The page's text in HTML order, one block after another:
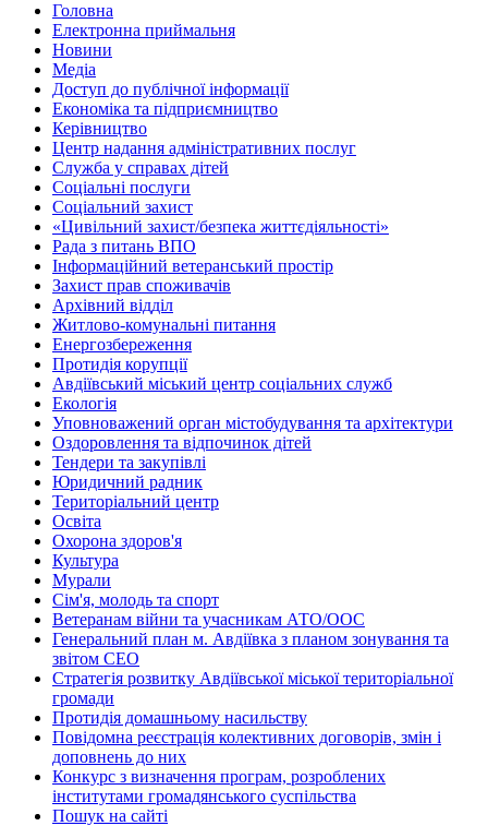
Головна
Електронна приймальня
Новини
Медіа
Доступ до публічної інформації
Економіка та підприємництво
Керівництво
Центр надання адміністративних послуг
Служба у справах дітей
Соціальні послуги
Соціальний захист
«Цивільний захист/безпека життєдіяльності»
Рада з питань ВПО
Інформаційний ветеранський простір
Захист прав споживачів
Архівний відділ
Житлово-комунальні питання
Енергозбереження
Протидія корупції
Авдіївський міський центр соціальних служб
Екологія
Уповноважений орган містобудування та архітектури
Оздоровлення та відпочинок дітей
Тендери та закупівлі
Юридичний радник
Територіальний центр
Освіта
Охорона здоров'я
Культура
Мурали
Сім'я, молодь та спорт
Ветеранам війни та учасникам АТО/ООС
Генеральний план м. Авдіївка з планом зонування та
звітом СЕО
Стратегія розвитку Авдіївської міської територіальної
громади
Протидія домашньому насильству
Повідомна реєстрація колективних договорів, змін і
доповнень до них
Конкурс з визначення програм, розроблених
інститутами громадянського суспільства
Пошук на сайті